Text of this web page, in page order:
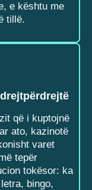
e kështu me
tillë.
që i kuptojnë
ato, kazinotë
varet
tepër
tokësor: ka
bingo,